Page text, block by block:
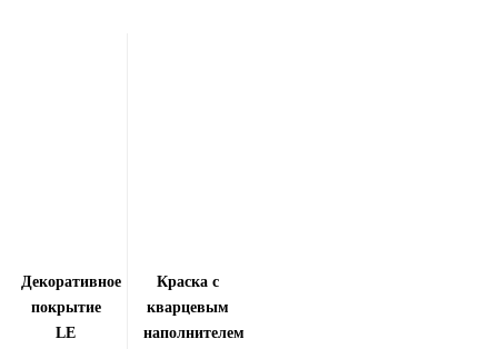
Декоративное
покрытие
LE
Краска с
кварцевым
наполнителем